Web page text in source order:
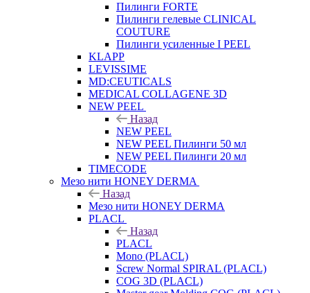
Пилинги FORTE
Пилинги гелевые CLINICAL
COUTURE
Пилинги усиленные I PEEL
KLAPP
LEVISSIME
MD:CEUTICALS
MEDICAL COLLAGENE 3D
NEW PEEL
Назад
NEW PEEL
NEW PEEL Пилинги 50 мл
NEW PEEL Пилинги 20 мл
TIMECODE
Мезо нити HONEY DERMA
Назад
Мезо нити HONEY DERMA
PLACL
Назад
PLACL
Mono (PLACL)
Screw Normal SPIRAL (PLACL)
COG 3D (PLACL)